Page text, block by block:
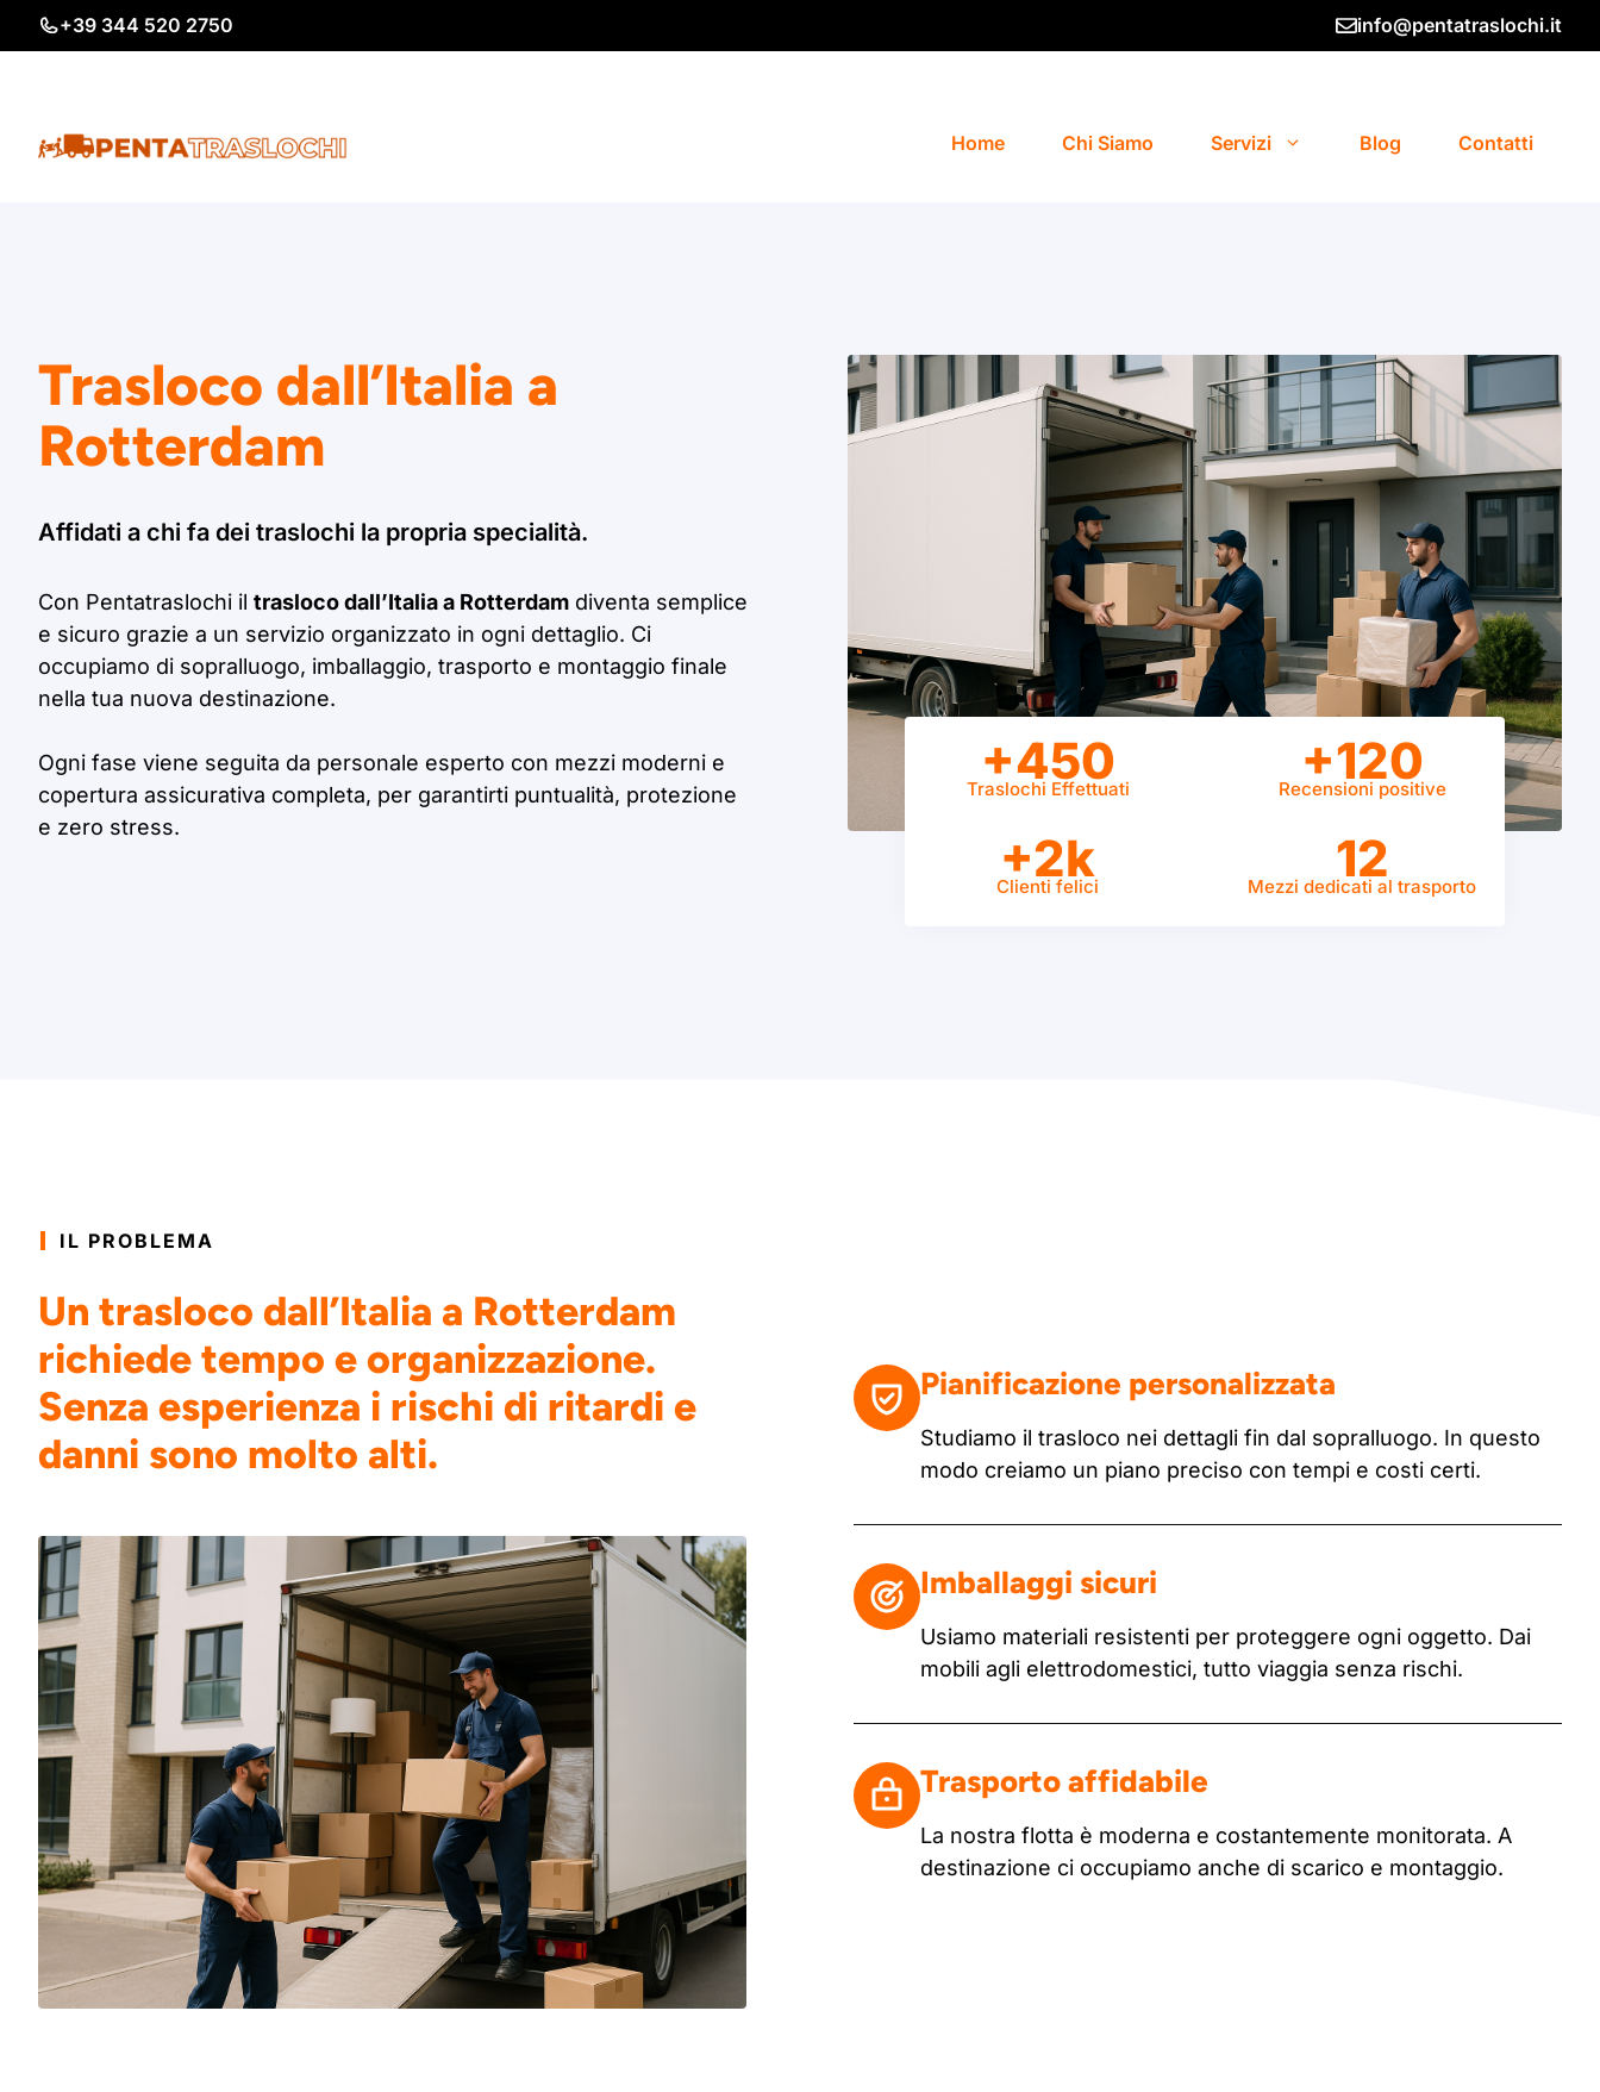
al
+39 344 520 2750 info@pentatraslochi.it
Home Chi Siamo Servizi Blog Contatti
Trasloco dall’Italia a
Rotterdam
Affidati a chi fa dei traslochi la propria specialità.
Con Pentatraslochi il trasloco dall’Italia a Rotterdam diventa semplice
e sicuro grazie a un servizio organizzato in ogni dettaglio. Ci
occupiamo di sopralluogo, imballaggio, trasporto e montaggio finale
nella tua nuova destinazione.
Ogni fase viene seguita da personale esperto con mezzi moderni e
copertura assicurativa completa, per garantirti puntualità, protezione
e zero stress.
+450
Traslochi Effettuati +120
Recensioni positive
+2k
Clienti felici 12
Mezzi dedicati al trasporto
IL PROBLEMA
Un trasloco dall’Italia a Rotterdam
richiede tempo e organizzazione.
Senza esperienza i rischi di ritardi e
danni sono molto alti.
Pianificazione personalizzata
Studiamo il trasloco nei dettagli fin dal sopralluogo. In questo
modo creiamo un piano preciso con tempi e costi certi.
Imballaggi sicuri
Usiamo materiali resistenti per proteggere ogni oggetto. Dai
mobili agli elettrodomestici, tutto viaggia senza rischi.
Trasporto affidabile
La nostra flotta è moderna e costantemente monitorata. A
destinazione ci occupiamo anche di scarico e montaggio.